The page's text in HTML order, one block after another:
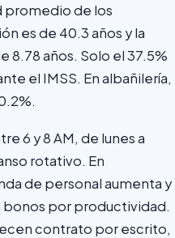
promedio de los
es de 40.3 años y la
8.78 años. Solo el 37.5%
el IMSS. En albañilería,
6 y 8 AM, de lunes a
rotativo. En
de personal aumenta y
por productividad.
contrato por escrito,